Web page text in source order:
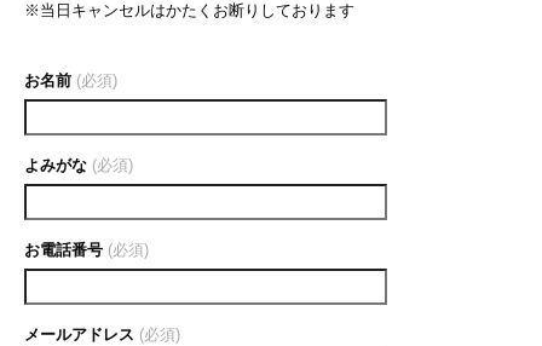
※当日キャンセルはかたくお断りしております
お名前 (必須)
よみがな (必須)
お電話番号 (必須)
メールアドレス (必須)